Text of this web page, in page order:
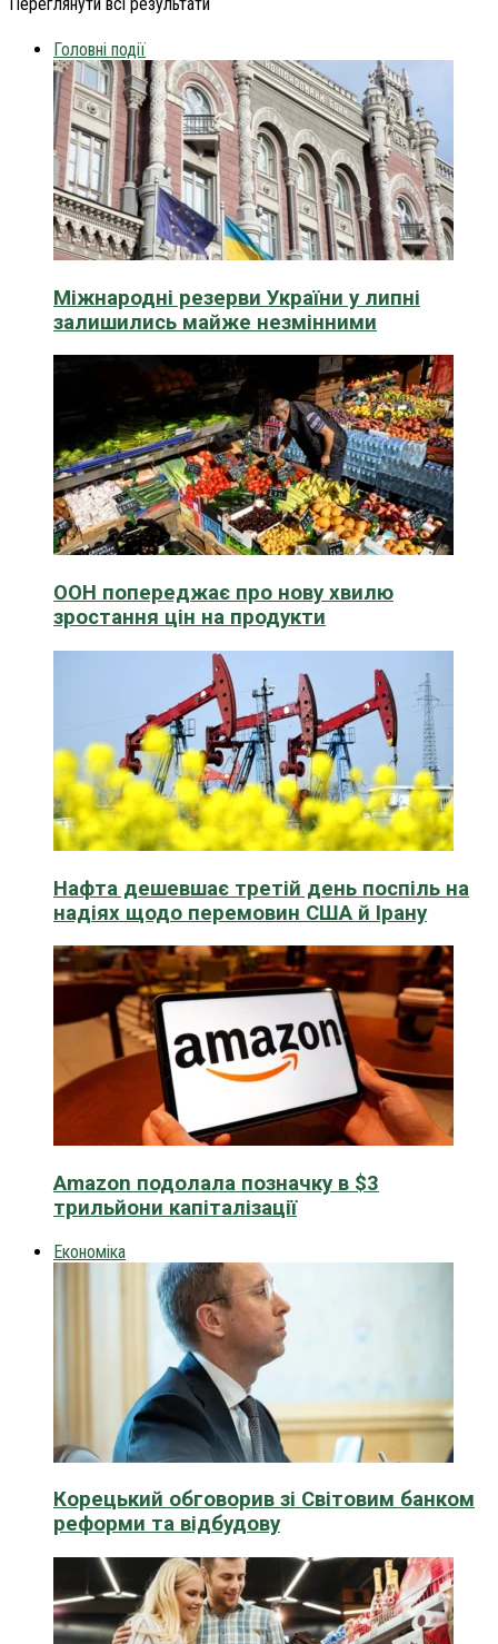
Головні події
Міжнародні резерви України у липні
залишились майже незмінними
ООН попереджає про нову хвилю
зростання цін на продукти
Нафта дешевшає третій день поспіль на
надіях щодо перемовин США й Ірану
Amazon подолала позначку в $3
трильйони капіталізації
Економіка
Корецький обговорив зі Світовим банком
реформи та відбудову